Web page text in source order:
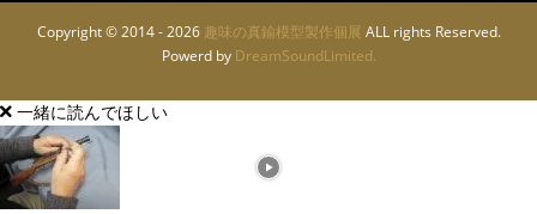
Copyright © 2014 - 2026 趣味の真鍮模型製作個展 ALL rights Reserved.
Powerd by DreamSoundLimited.
一緒に読んでほしい